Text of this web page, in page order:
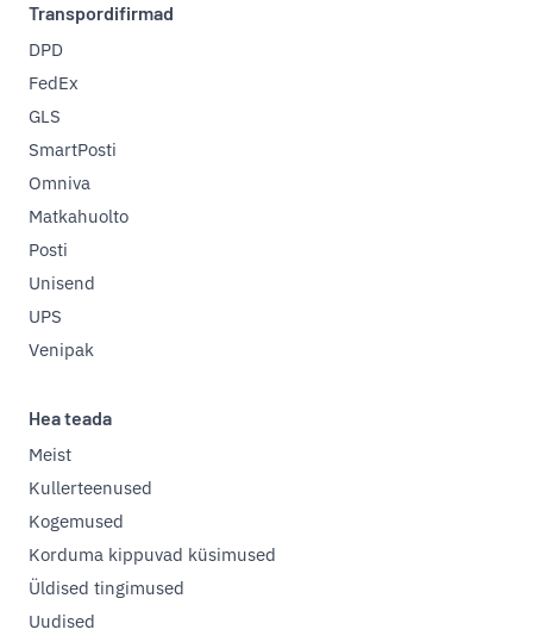
Transpordifirmad
DPD
FedEx
GLS
SmartPosti
Omniva
Matkahuolto
Posti
Unisend
UPS
Venipak
Hea teada
Meist
Kullerteenused
Kogemused
Korduma kippuvad küsimused
Üldised tingimused
Uudised